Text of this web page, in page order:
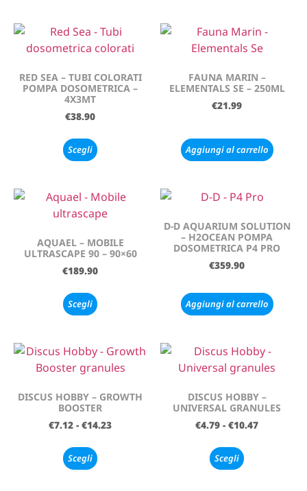
RED SEA – TUBI COLORATI
POMPA DOSOMETRICA –
4X3MT
€38.90
Scegli
FAUNA MARIN –
ELEMENTALS SE – 250ML
€21.99
Aggiungi al carrello
AQUAEL – MOBILE
ULTRASCAPE 90 – 90×60
€189.90
Scegli
D-D AQUARIUM SOLUTION
– H2OCEAN POMPA
DOSOMETRICA P4 PRO
€359.90
Aggiungi al carrello
DISCUS HOBBY – GROWTH
BOOSTER
€7.12 - €14.23
Scegli
DISCUS HOBBY –
UNIVERSAL GRANULES
€4.79 - €10.47
Scegli